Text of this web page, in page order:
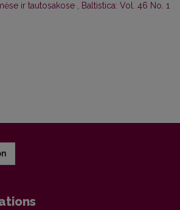
ir tautosakose
Baltistica: Vol. 46 No. 1